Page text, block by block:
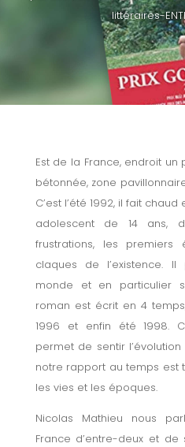
littéraires-
Est de la France, endroit
bétonnée, zone
C’est l’été 1992, il fait chaud
adolescent de 14 ans,
frustrations, les
claques de l’existence.
monde et en particulier
roman est écrit en 4
1996 et enfin été 1998.
permet de sentir
notre rapport au temps est
les vies et les époques.
Nicolas Mathieu nous
France d’entre-deux et